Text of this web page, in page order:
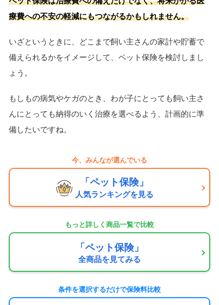
療費への不安の軽減にもつながるかもしれません。
いざというときに、どこまで飼い主さんの家計や貯蓄で
備えられるかをイメージして、ペット保険を検討しまし
ょう。
もしもの病気やケガのとき、わが子にとっても飼い主さ
んにとっても納得のいく治療を選べるよう、計画的に準
備したいですね。
今、みんなが選んでいる
「ペット保険」
人気ランキングを見る
もっと詳しく商品一覧で比較
「ペット保険」
全商品を見てみる
条件を選択するだけで保険料比較